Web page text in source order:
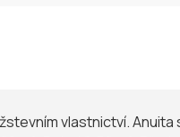
vlastnictví. Anuita